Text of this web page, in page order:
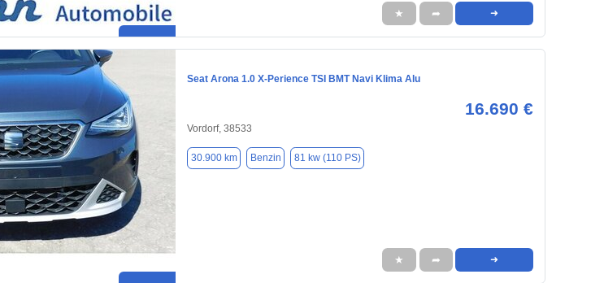
★ ➦ ➜
Seat Arona 1.0 X-Perience TSI BMT Navi Klima Alu
16.690 €
Vordorf, 38533
30.900 km Benzin 81 kw (110 PS)
★ ➦ ➜